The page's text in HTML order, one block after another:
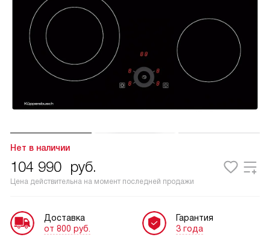
Нет в наличии
104 990 руб.
Цена действительна на момент последней продажи
Доставка
от 800 руб.
Гарантия
3 года